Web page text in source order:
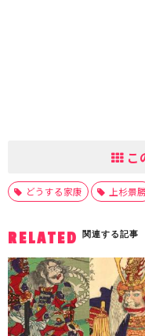
こ
どうする家康 上杉景
RELATED 関連する記事